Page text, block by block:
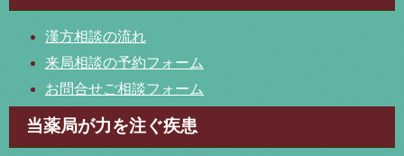
漢方相談の流れ
来局相談の予約フォーム
お問合せご相談フォーム
当薬局が力を注ぐ疾患